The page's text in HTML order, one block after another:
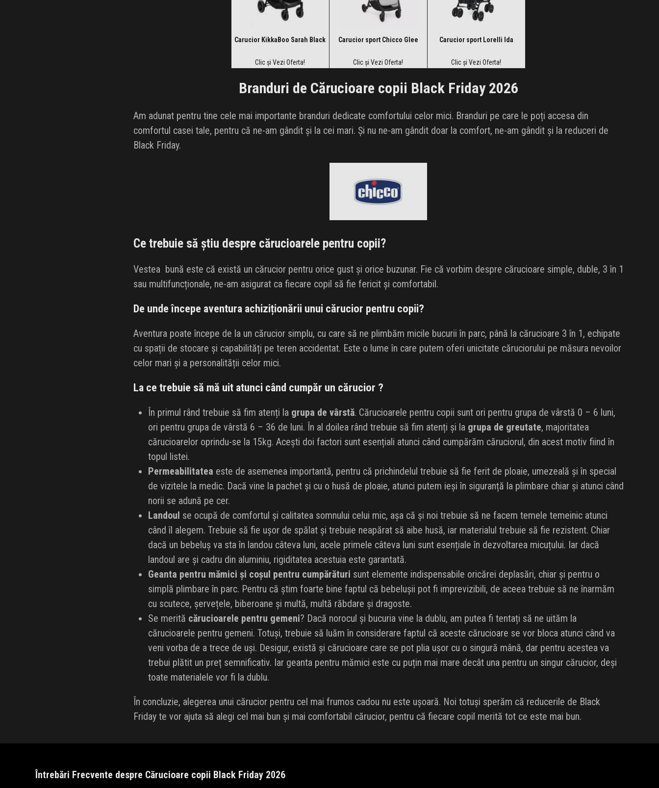
Carucior KikkaBoo Sarah Black
Clic și Vezi Oferta!
Carucior sport Chicco Glee
Clic și Vezi Oferta!
Carucior sport Lorelli Ida
Clic și Vezi Oferta!
Branduri de Cărucioare copii Black Friday 2026
Am adunat pentru tine cele mai importante branduri dedicate comfortului celor mici. Branduri pe care le poți accesa din
comfortul casei tale, pentru că ne-am gândit și la cei mari. Și nu ne-am gândit doar la comfort, ne-am gândit și la reduceri de
Black Friday.
Clic și Vezi Ofertele!
Ce trebuie să știu despre cărucioarele pentru copii?
Vestea bună este că există un cărucior pentru orice gust și orice buzunar. Fie că vorbim despre cărucioare simple, duble, 3 în 1
sau multifuncționale, ne-am asigurat ca fiecare copil să fie fericit și comfortabil.
De unde începe aventura achiziționării unui cărucior pentru copii?
Aventura poate începe de la un cărucior simplu, cu care să ne plimbăm micile bucurii în parc, până la cărucioare 3 în 1, echipate
cu spații de stocare și capabilități pe teren accidentat. Este o lume în care putem oferi unicitate căruciorului pe măsura nevoilor
celor mari și a personalității celor mici.
La ce trebuie să mă uit atunci când cumpăr un cărucior ?
În primul rând trebuie să fim atenți la grupa de vârstă. Cărucioarele pentru copii sunt ori pentru grupa de vârstă 0 – 6 luni,
ori pentru grupa de vârstă 6 – 36 de luni. În al doilea rând trebuie să fim atenți și la grupa de greutate, majoritatea
cărucioarelor oprindu-se la 15kg. Acești doi factori sunt esențiali atunci când cumpărăm căruciorul, din acest motiv fiind în
topul listei.
Permeabilitatea este de asemenea importantă, pentru că prichindelul trebuie să fie ferit de ploaie, umezeală și în special
de vizitele la medic. Dacă vine la pachet și cu o husă de ploaie, atunci putem ieși în siguranță la plimbare chiar și atunci când
norii se adună pe cer.
Landoul se ocupă de comfortul și calitatea somnului celui mic, așa că și noi trebuie să ne facem temele temeinic atunci
când îl alegem. Trebuie să fie ușor de spălat și trebuie neapărat să aibe husă, iar materialul trebuie să fie rezistent. Chiar
dacă un bebeluș va sta în landou câteva luni, acele primele câteva luni sunt esențiale în dezvoltarea micuțului. Iar dacă
landoul are și cadru din aluminiu, rigiditatea acestuia este garantată.
Geanta pentru mămici și coșul pentru cumpărături sunt elemente indispensabile oricărei deplasări, chiar și pentru o
simplă plimbare în parc. Pentru că știm foarte bine faptul că bebelușii pot fi imprevizibili, de aceea trebuie să ne înarmăm
cu scutece, șervețele, biberoane și multă, multă răbdare și dragoste.
Se merită cărucioarele pentru gemeni? Dacă norocul și bucuria vine la dublu, am putea fi tentați să ne uităm la
cărucioarele pentru gemeni. Totuși, trebuie să luăm în considerare faptul că aceste cărucioare se vor bloca atunci când va
veni vorba de a trece de uși. Desigur, există și cărucioare care se pot plia ușor cu o singură mână, dar pentru acestea va
trebui plătit un preț semnificativ. Iar geanta pentru mămici este cu puțin mai mare decât una pentru un singur cărucior, deși
toate materialele vor fi la dublu.
În concluzie, alegerea unui cărucior pentru cel mai frumos cadou nu este ușoară. Noi totuși sperăm că reducerile de Black
Friday te vor ajuta să alegi cel mai bun și mai comfortabil cărucior, pentru că fiecare copil merită tot ce este mai bun.
Întrebări Frecvente despre Cărucioare copii Black Friday 2026